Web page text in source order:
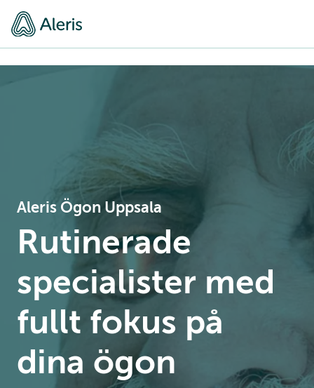
Aleris Ögon Uppsala
Rutinerade
specialister med
fullt fokus på
dina ögon